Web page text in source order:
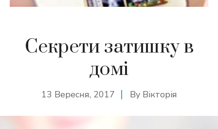
Секрети затишку в
домі
13 Вересня, 2017 By Вікторія